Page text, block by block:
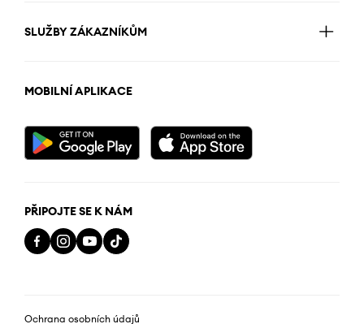
SLUŽBY ZÁKAZNÍKŮM
MOBILNÍ APLIKACE
PŘIPOJTE SE K NÁM
Ochrana osobních údajů